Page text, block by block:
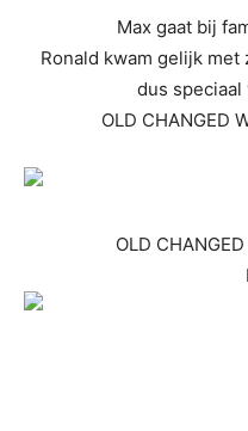
Max gaat bij
Ronald kwam gelijk
dus
OLD CHANGED
OLD